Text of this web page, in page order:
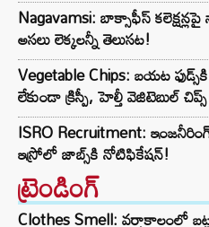
Nagavamsi: బాక్సాఫీస్
అసలు లెక్కలన్నీ తెలుసట!
Vegetable Chips: బయట
లేకుండా క్రిస్పీ, హెల్తీ వెజిటెబుల్
ISRO Recruitment:
ఇస్రోలో జాబ్స్‌కి నోటిఫికేషన్!
ట్రెండింగ్‌
Clothes Smell: వర్షాకాలంలో